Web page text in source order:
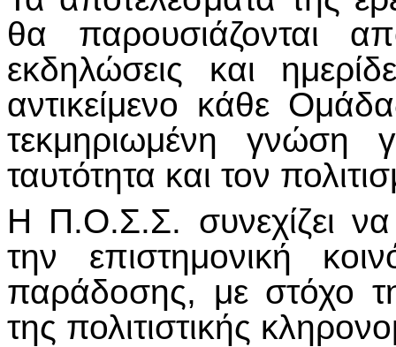
θα παρουσιάζονται
εκδηλώσεις και
αντικείμενο κάθε
τεκμηριωμένη γνώση
ταυτότητα και τον
Η Π.Ο.Σ.Σ. συνεχίζει
την επιστημονική
παράδοσης, με στόχο
της πολιτιστικής